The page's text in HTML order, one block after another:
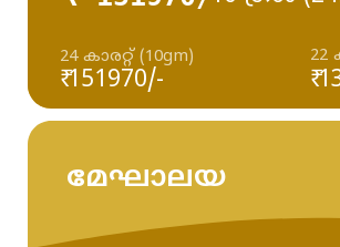
₹ 151970/-
24 കാരറ്റ് (10gm) 22
₹
മേഘാലയ